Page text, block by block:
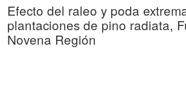
Efecto del raleo y poda
plantaciones de pino radiata,
Novena Región